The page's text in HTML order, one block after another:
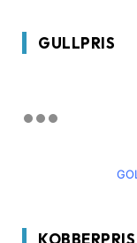
GULLPRIS